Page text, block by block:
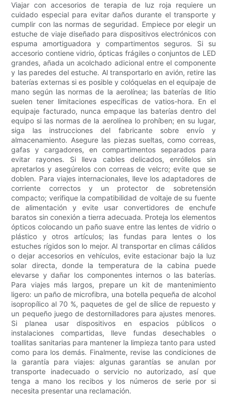
Viajar con accesorios de terapia de luz roja requiere un
cuidado especial para evitar daños durante el transporte y
cumplir con las normas de seguridad. Empiece por elegir un
estuche de viaje diseñado para dispositivos electrónicos con
espuma amortiguadora y compartimentos seguros. Si su
accesorio contiene vidrio, ópticas frágiles o conjuntos de LED
grandes, añada un acolchado adicional entre el componente
y las paredes del estuche. Al transportarlo en avión, retire las
baterías externas si es posible y colóquelas en el equipaje de
mano según las normas de la aerolínea; las baterías de litio
suelen tener limitaciones específicas de vatios-hora. En el
equipaje facturado, nunca empaque las baterías dentro del
equipo si las normas de la aerolínea lo prohíben; en su lugar,
siga las instrucciones del fabricante sobre envío y
almacenamiento. Asegure las piezas sueltas, como correas,
gafas y cargadores, en compartimentos separados para
evitar rayones. Si lleva cables delicados, enróllelos sin
apretarlos y asegúrelos con correas de velcro; evite que se
doblen. Para viajes internacionales, lleve los adaptadores de
corriente correctos y un protector de sobretensión
compacto; verifique la compatibilidad de voltaje de su fuente
de alimentación y evite usar convertidores de enchufe
baratos sin conexión a tierra adecuada. Proteja los elementos
ópticos colocando un paño suave entre las lentes de vidrio o
plástico y otros artículos; las fundas para lentes o los
estuches rígidos son lo mejor. Al transportar en climas cálidos
o dejar accesorios en vehículos, evite estacionar bajo la luz
solar directa, donde la temperatura de la cabina puede
elevarse y dañar los componentes internos o las baterías.
Para viajes más largos, prepare un kit de mantenimiento
ligero: un paño de microfibra, una botella pequeña de alcohol
isopropílico al 70 %, paquetes de gel de sílice de repuesto y
un pequeño juego de destornilladores para ajustes menores.
Si planea usar dispositivos en espacios públicos o
instalaciones compartidas, lleve fundas desechables o
toallitas sanitarias para mantener la limpieza tanto para usted
como para los demás. Finalmente, revise las condiciones de
la garantía para viajes: algunas garantías se anulan por
transporte inadecuado o servicio no autorizado, así que
tenga a mano los recibos y los números de serie por si
necesita presentar una reclamación.